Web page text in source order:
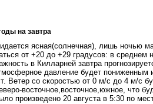
на завтра
ясная(солнечная), лишь ночью
от +20 до +29 градусов: в
в Килларней завтра
давление будет пониженным
Ветер со скоростью от 0 м/с до 4 м/c
восточное,восточное,южное, что
произведено 20 августа в 5:30 по